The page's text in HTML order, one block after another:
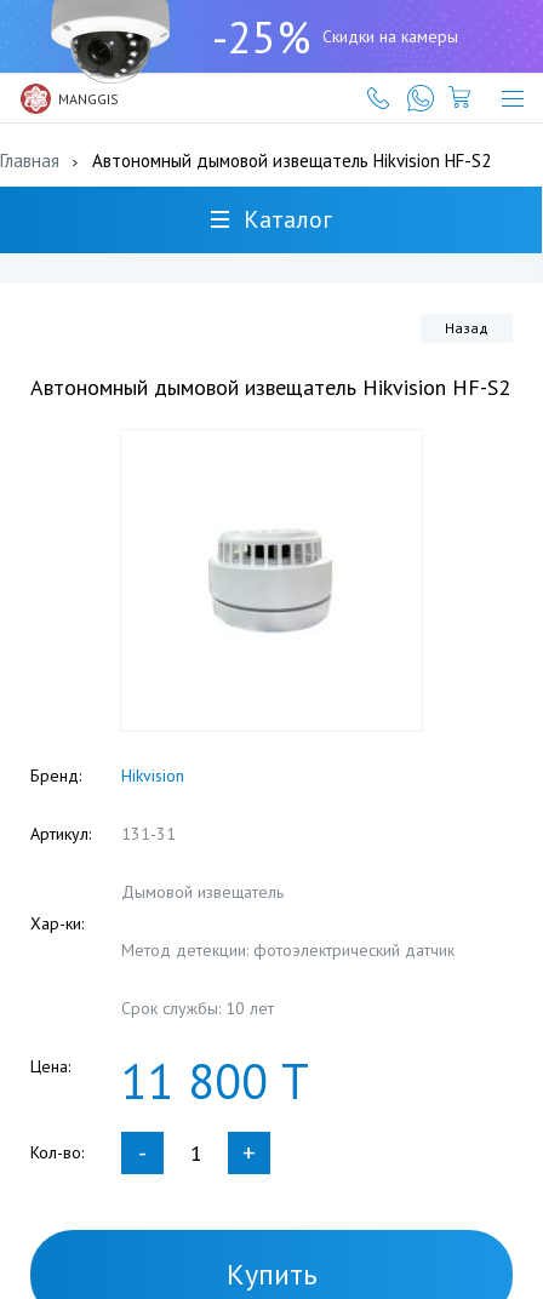
-25% Скидки на камеры
MANGGIS
(727)
317-
61-
61
Главная Автономный дымовой извещатель Hikvision HF-S2
Каталог
Назад
Автономный дымовой извещатель Hikvision HF-S2
Бренд: Hikvision
Артикул: 131-31
Хар-ки:
Дымовой извещатель
Метод детекции: фотоэлектрический датчик
Срок службы: 10 лет
Цена: 11 800 Т
Кол-во: - +
Купить